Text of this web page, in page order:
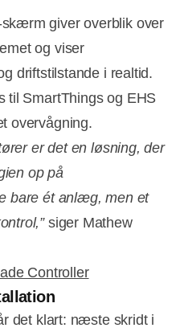
giver overblik over
og viser
driftstilstande i realtid.
til SmartThings og EHS
overvågning.
er det en løsning, der
op på
bare ét anlæg, men et
siger Mathew
Controller
det klart: næste skridt i